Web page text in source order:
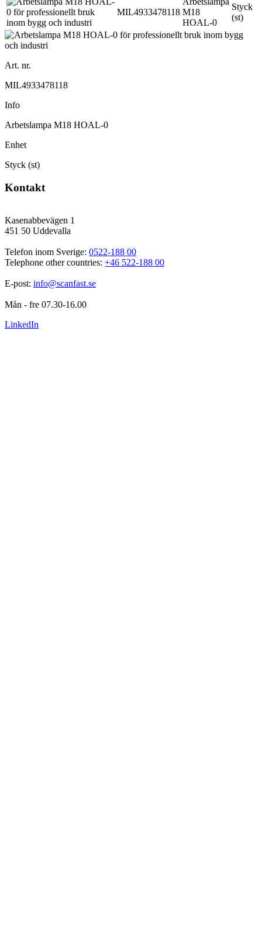
MIL4933478118 M18
HOAL-0
Styck
(st)
Art. nr.
MIL4933478118
Info
Arbetslampa M18 HOAL-0
Enhet
Styck (st)
Kontakt
Kasenabbevägen 1
451 50 Uddevalla
Telefon inom Sverige: 0522-188 00
Telephone other countries: +46 522-188 00
E-post: info@scanfast.se
Mån - fre 07.30-16.00
LinkedIn